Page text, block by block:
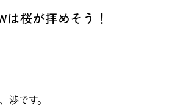
は桜が拝めそう！
渉です。